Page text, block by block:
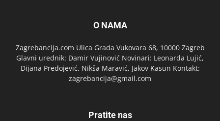
O NAMA
Zagrebancija.com Ulica Grada Vukovara 68, 10000 Zagreb
Glavni urednik: Damir Vujinović Novinari: Leonarda Lujić,
Dijana Predojević, Nikša Maravić, Jakov Kasun Kontakt:
zagrebancija@gmail.com
Pratite nas